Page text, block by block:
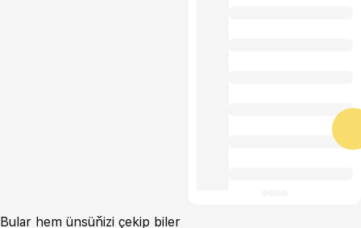
Bular hem ünsüňizi çekip biler